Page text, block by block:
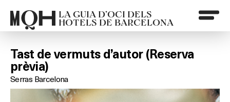
LA GUIA D’OCI DELS
HOTELS DE BARCELONA
Tast de vermuts d’autor (Reserva
prèvia)
Serras Barcelona